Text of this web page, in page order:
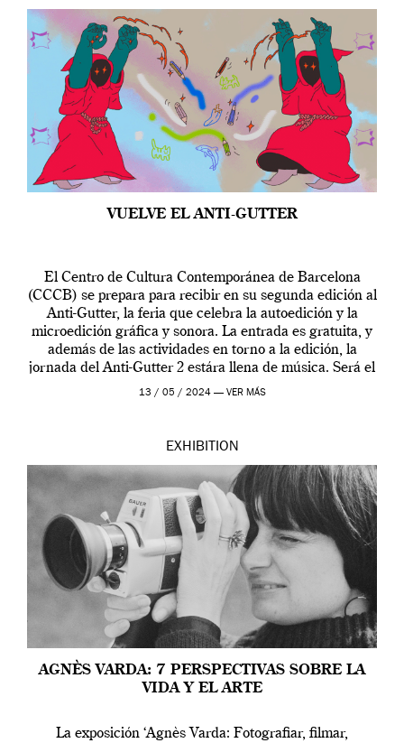
VUELVE EL ANTI-GUTTER
El Centro de Cultura Contemporánea de Barcelona
(CCCB) se prepara para recibir en su segunda edición al
Anti-Gutter, la feria que celebra la autoedición y la
microedición gráfica y sonora. La entrada es gratuita, y
además de las actividades en torno a la edición, la
jornada del Anti-Gutter 2 estára llena de música. Será el
[…]
13 / 05 / 2024 — VER MÁS
EXHIBITION
AGNÈS VARDA: 7 PERSPECTIVAS SOBRE LA
VIDA Y EL ARTE
La exposición ‘Agnès Varda: Fotografiar, filmar,